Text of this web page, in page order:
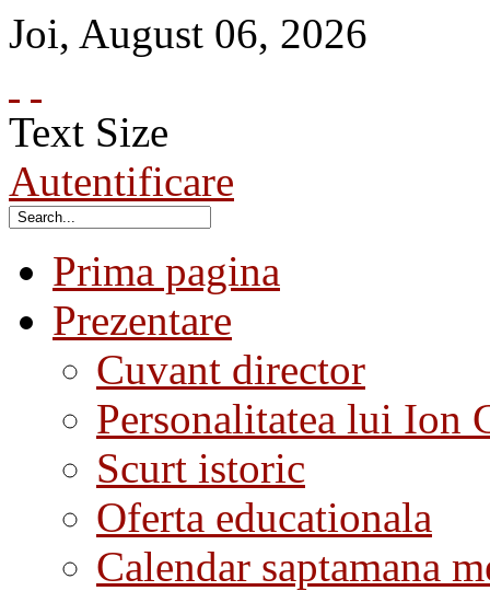
Joi, August 06, 2026
Text Size
Autentificare
Prima pagina
Prezentare
Cuvant director
Personalitatea lui Ion
Scurt istoric
Oferta educationala
Calendar saptamana